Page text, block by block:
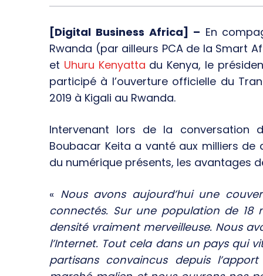
[Digital Business Africa] – En
Rwanda (par ailleurs PCA de la Smart
et Uhuru Kenyatta du Kenya, le
participé à l’ouverture officielle du
2019 à Kigali au Rwanda.
Intervenant lors de la conversation
Boubacar Keita a vanté aux milliers de
du numérique présents, les avantages
« Nous avons aujourd’hui une
connectés. Sur une population de 18
densité vraiment merveilleuse. Nous
l’Internet. Tout cela dans un pays qui
partisans convaincus depuis